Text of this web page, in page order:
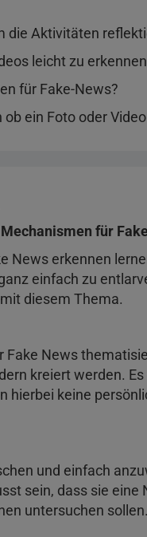
die Aktivitäten
leicht zu
für Fake-News?
ein Foto oder
für
News erkennen
einfach zu
diesem Thema.
Fake News
kreiert werden.
hierbei keine
und einfach
sein, dass sie
untersuchen